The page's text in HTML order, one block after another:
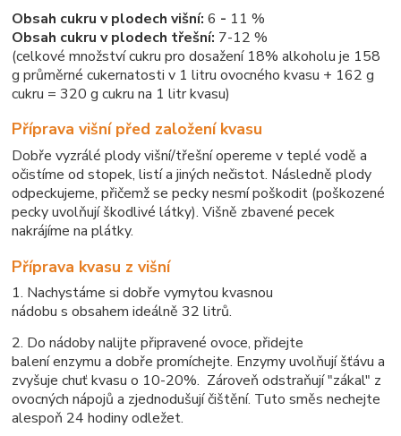
Obsah cukru v plodech višní:6 - 11 %
Obsah cukru v plodech třešní: 7-12 %
(celkové množství cukru pro dosažení 18% alkoholu je 158
g průměrné cukernatosti v 1 litru ovocného kvasu + 162 g
cukru = 320 g cukru na 1 litr kvasu)
Příprava višní před založení kvasu
Dobře vyzrálé plody višní/třešní opereme v teplé vodě a
očistíme od stopek, listí a jiných nečistot. Následně plody
odpeckujeme, přičemž se pecky nesmí poškodit (poškozené
pecky uvolňují škodlivé látky). Višně zbavené pecek
nakrájíme na plátky.
Příprava kvasu z višní
1. Nachystáme si dobře vymytou kvasnou
nádobu s obsahem ideálně 32 litrů.
2. Do nádoby nalijte připravené ovoce, přidejte
balení enzymu a dobře promíchejte. Enzymy uvolňují šťávu a
zvyšuje chuť kvasu o 10-20%. Zároveň odstraňují "zákal" z
ovocných nápojů a zjednodušují čištění. Tuto směs nechejte
alespoň 24 hodiny odležet.